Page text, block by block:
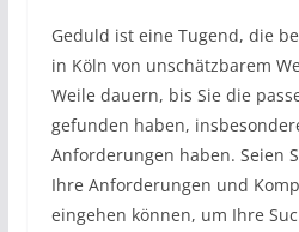
Geduld ist eine Tugend, die
in Köln von unschätzbarem
Weile dauern, bis Sie die
gefunden haben,
Anforderungen haben. Seien
Ihre Anforderungen und
eingehen können, um Ihre